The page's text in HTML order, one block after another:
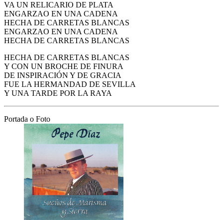
VA UN RELICARIO DE PLATA
ENGARZAO EN UNA CADENA
HECHA DE CARRETAS BLANCAS
ENGARZAO EN UNA CADENA
HECHA DE CARRETAS BLANCAS
HECHA DE CARRETAS BLANCAS
Y CON UN BROCHE DE FINURA
DE INSPIRACIÓN Y DE GRACIA
FUE LA HERMANDAD DE SEVILLA
Y UNA TARDE POR LA RAYA
Portada o Foto